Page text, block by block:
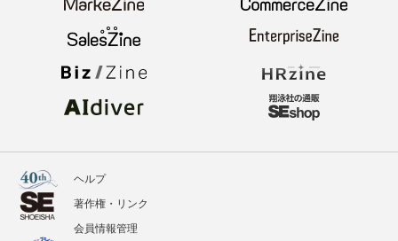
ヘルプ
著作権・リンク
会員情報管理